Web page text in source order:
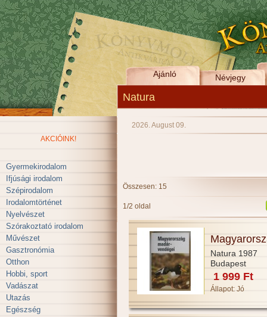
Ajánló Névjegy
Natura
AKCIÓINK!
Gyermekirodalom
Ifjúsági irodalom
Szépirodalom
Irodalomtörténet
Nyelvészet
Szórakoztató irodalom
Művészet
Gasztronómia
Otthon
Hobbi, sport
Vadászat
Utazás
Egészség
2026. August 09.
Összesen: 15
1/2 oldal
Natura 1987
Budapest
1 999 Ft
Állapot: Jó